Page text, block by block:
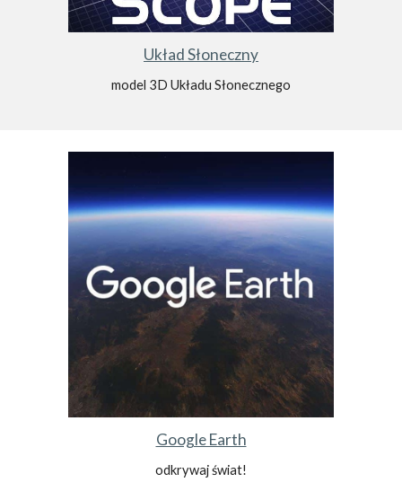
Układ Słoneczny
model 3D Układu Słonecznego
Google Earth
odkrywaj świat!